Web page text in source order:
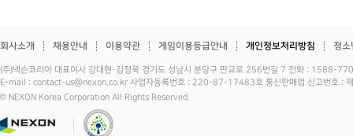
회사소개 채용안내 이용약관 게임이용등급안내 개인정보처리방침 청소
(주)넥슨코리아 대표이사 강대현·김정욱 경기도 성남시 분당구 판교로 256번길 7 전화 :
E-mail : contact-us@nexon.co.kr 사업자등록번호 : 220-87-17483호 통신판매업 신고번호 :
© NEXON Korea Corporation All Rights Reserved.